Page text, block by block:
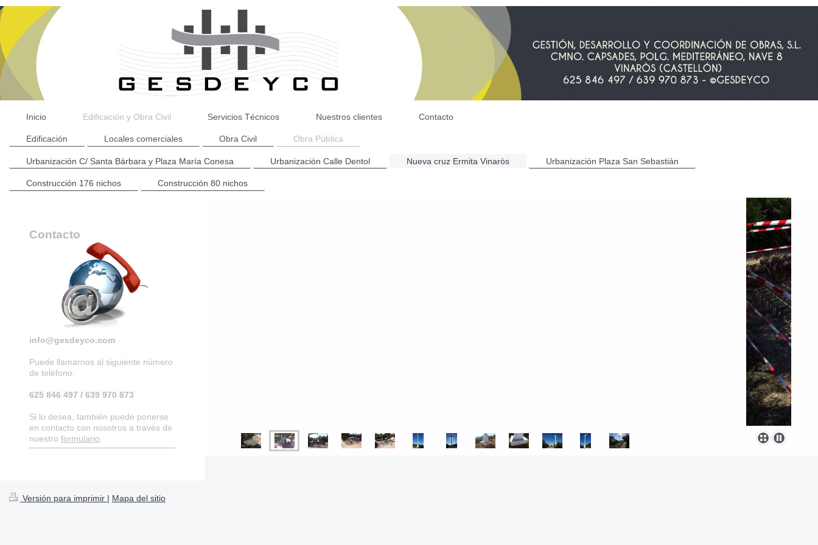
Inicio Edificación y Obra Civil Servicios Técnicos Nuestros clientes Contacto
Edificación Locales comerciales Obra Civil Obra Pública
Urbanización C/ Santa Bárbara y Plaza María Conesa Urbanización Calle Dentol Nueva cruz Ermita Vinaròs Urbanización Plaza San Sebastián
Construcción 176 nichos Construcción 80 nichos
Contacto
info@gesdeyco.com
Puede llamarnos al siguiente número
de teléfono:
625 846 497 / 639 970 873
Si lo desea, también puede ponerse
en contacto con nosotros a través de
nuestro formulario
Versión para imprimir | Mapa del sitio